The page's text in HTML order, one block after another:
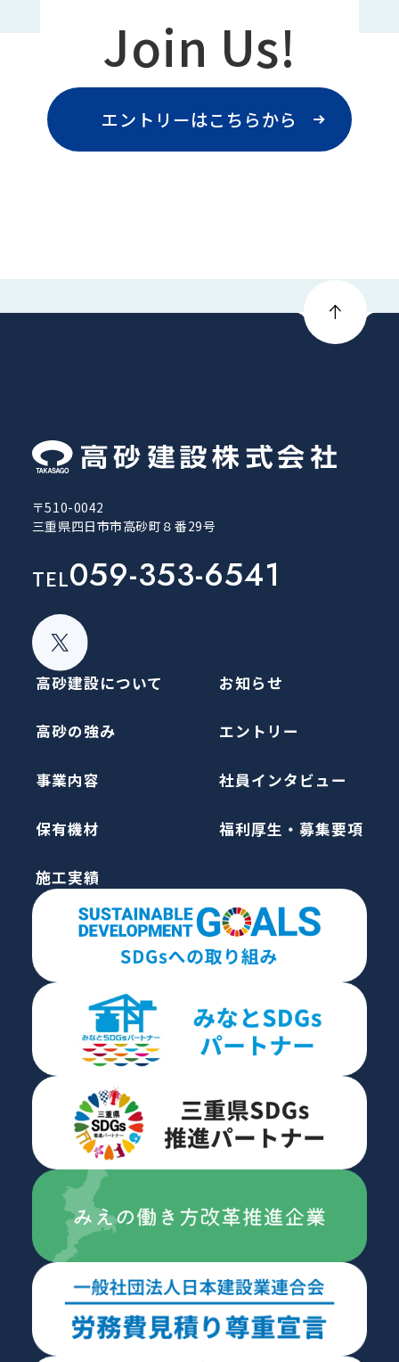
Join Us!
エントリーはこちらから
〒510-0042
三重県四日市市高砂町８番29号
TEL059-353-6541
高砂建設について
高砂の強み
事業内容
保有機材
施工実績
お知らせ
エントリー
社員インタビュー
福利厚生・募集要項